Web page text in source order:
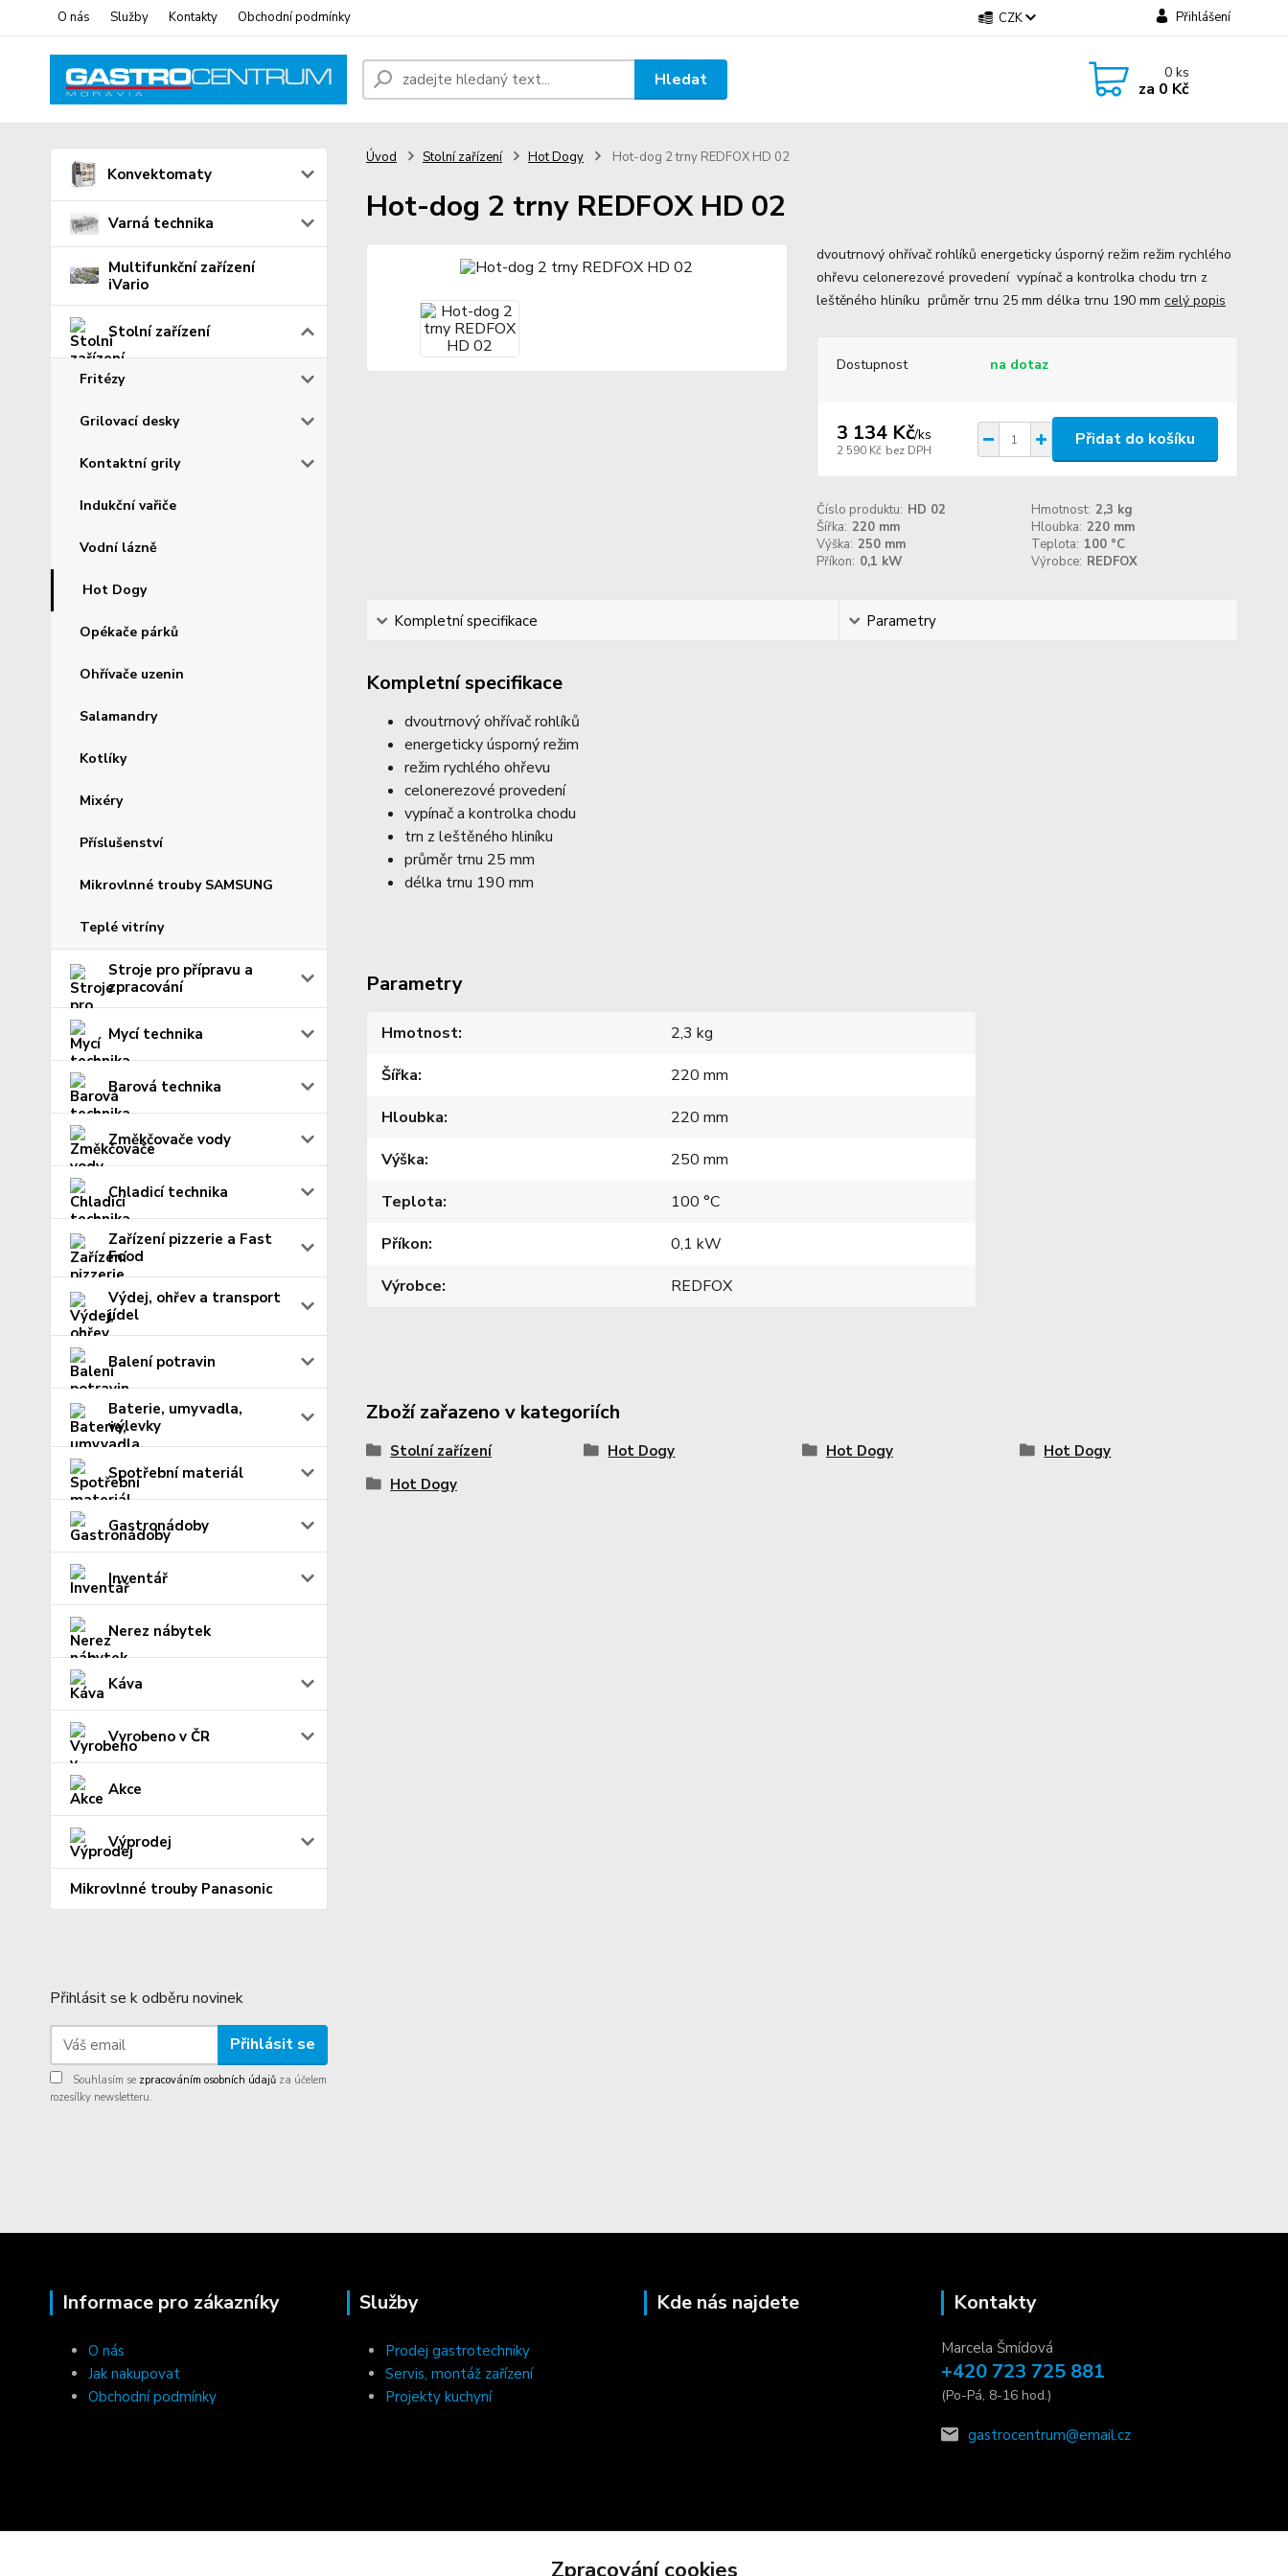
O nás Služby Kontakty Obchodní podmínky CZK Přihlášení
Hledat 0ks
za 0 Kč
Konvektomaty
Varná technika
Multifunkční zařízení
iVario
Stolní zařízení
Fritézy
Grilovací desky
Kontaktní grily
Indukční vařiče
Vodní lázně
Hot Dogy
Opékače párků
Ohřívače uzenin
Salamandry
Kotlíky
Mixéry
Příslušenství
Mikrovlnné trouby SAMSUNG
Teplé vitríny
Stroje pro přípravu a
zpracování
Mycí technika
Barová technika
Změkčovače vody
Chladicí technika
Zařízení pizzerie a Fast
Food
Výdej, ohřev a transport
jídel
Balení potravin
Baterie, umyvadla,
výlevky
Spotřební materiál
Gastronádoby
Inventář
Nerez nábytek
Káva
Vyrobeno v ČR
Akce
Výprodej
Mikrovlnné trouby Panasonic
Přihlásit se k odběru novinek
Přihlásit se
Souhlasím se zpracováním osobních údajů za účelem
rozesílky newsletteru.
Úvod Stolní zařízení Hot Dogy Hot-dog 2 trny REDFOX HD 02
Hot-dog 2 trny REDFOX HD 02
dvoutrnový ohřívač rohlíků energeticky úsporný režim režim rychlého
ohřevu celonerezové provedení vypínač a kontrolka chodu trn z
leštěného hliníku průměr trnu 25 mm délka trnu 190 mm celý popis
Dostupnost na dotaz
3 134 Kč/ks
2 590 Kč bez DPH
Přidat do košíku
Číslo produktu: HD 02 Hmotnost: 2,3 kg
Šířka: 220 mm Hloubka: 220 mm
Výška: 250 mm Teplota: 100 °C
Příkon: 0,1 kW Výrobce: REDFOX
Kompletní specifikace Parametry
Kompletní specifikace
dvoutrnový ohřívač rohlíků
energeticky úsporný režim
režim rychlého ohřevu
celonerezové provedení
vypínač a kontrolka chodu
trn z leštěného hliníku
průměr trnu 25 mm
délka trnu 190 mm
Parametry
Hmotnost
2,3 kg
Šířka
220 mm
Hloubka
220 mm
Výška
250 mm
Teplota
100 °C
Příkon
0,1 kW
Výrobce
REDFOX
Zboží zařazeno v kategoriích
Stolní zařízení Hot Dogy Hot Dogy
Hot Dogy
Hot Dogy
Informace pro zákazníky
O nás
Jak nakupovat
Obchodní podmínky
Služby
Prodej gastrotechniky
Servis, montáž zařízení
Projekty kuchyní
Kde nás najdete Kontakty
Marcela Šmídová
+420 723 725 881
(Po-Pá, 8-16 hod.)
gastrocentrum@email.cz
Zpracování cookies